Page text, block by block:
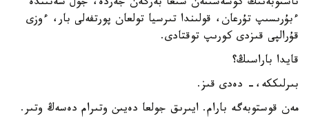
تاستوبەنىڭ كوشەسىنەن شىعا بەرگەن جەردە، جول شەتىندە
ءبۇرىسىپ تۇرعان، قولىندا تىرسيا تولعان پورتفەلى بار، ءوزى
قۇرالپى قىزدى كورىپ توقتادى.
قايدا باراسىڭ؟
بىرلىككە،- دەدى قىز.
مەن قوستوبەگە بارام. ايىرىق جولعا دەيىن وتىرام دەسەڭ وتىر.